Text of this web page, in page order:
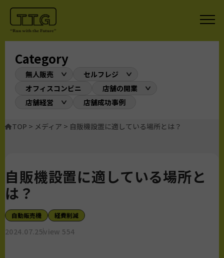
Category
無人販売
セルフレジ
オフィスコンビニ
店舗の開業
店舗経営
店舗成功事例
TOP > メディア > 自販機設置に適している場所とは？
自販機設置に適している場所と
は？
自動販売機 経費削減
2024.07.25view 554